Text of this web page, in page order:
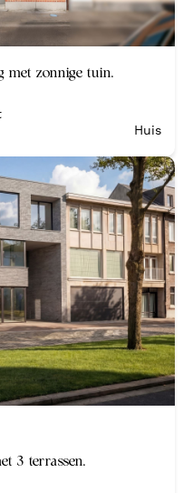
met zonnige tuin.
Huis
3 terrassen.